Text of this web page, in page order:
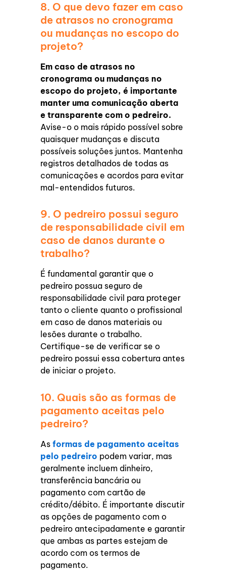
8. O que devo fazer em caso
de atrasos no cronograma
ou mudanças no escopo do
projeto?
Em caso de atrasos no
cronograma ou mudanças no
escopo do projeto, é importante
manter uma comunicação aberta
e transparente com o pedreiro.
Avise-o o mais rápido possível sobre
quaisquer mudanças e discuta
possíveis soluções juntos. Mantenha
registros detalhados de todas as
comunicações e acordos para evitar
mal-entendidos futuros.
9. O pedreiro possui seguro
de responsabilidade civil em
caso de danos durante o
trabalho?
É fundamental garantir que o
pedreiro possua seguro de
responsabilidade civil para proteger
tanto o cliente quanto o profissional
em caso de danos materiais ou
lesões durante o trabalho.
Certifique-se de verificar se o
pedreiro possui essa cobertura antes
de iniciar o projeto.
10. Quais são as formas de
pagamento aceitas pelo
pedreiro?
Asformas de pagamento aceitas
pelo pedreiro podem variar, mas
geralmente incluem dinheiro,
transferência bancária ou
pagamento com cartão de
crédito/débito. É importante discutir
as opções de pagamento com o
pedreiro antecipadamente e garantir
que ambas as partes estejam de
acordo com os termos de
pagamento.